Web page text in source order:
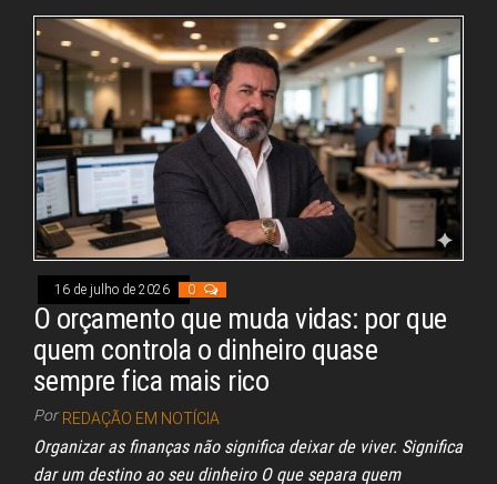
bo
ok
ad
s
ts
A
pp
ed
In
ail e
16 de julho de 2026 0
O orçamento que muda vidas: por que
quem controla o dinheiro quase
sempre fica mais rico
Por REDAÇÃO EM NOTÍCIA
Organizar as finanças não significa deixar de viver. Significa
dar um destino ao seu dinheiro O que separa quem